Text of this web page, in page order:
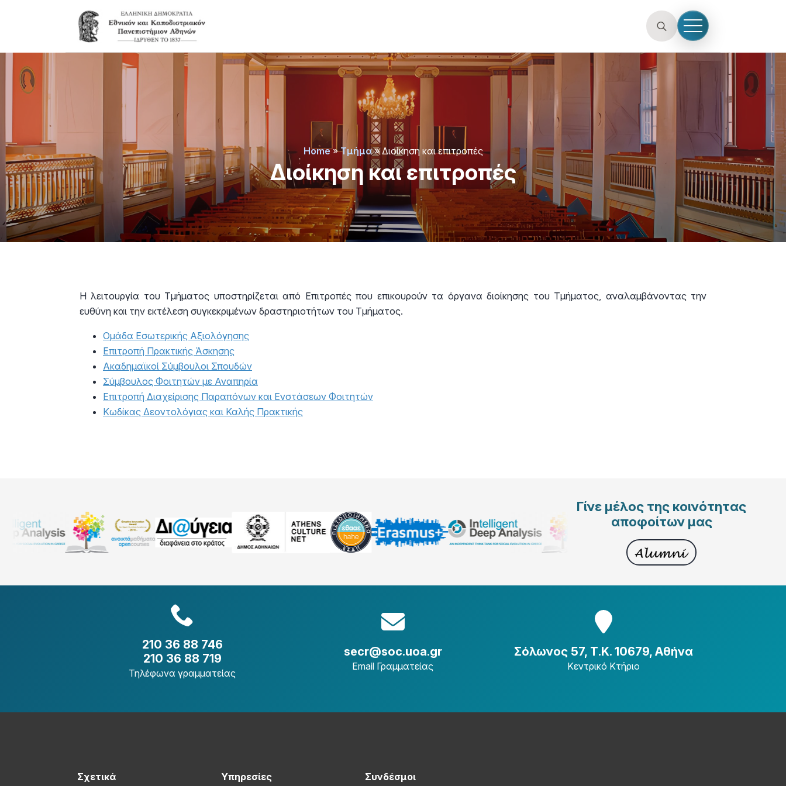
for:
for:
Home » Τμήμα » Διοίκηση και επιτροπές
Διοίκηση και επιτροπές
Η λειτουργία του Τμήματος υποστηρίζεται από Επιτροπές που επικουρούν τα όργανα διοίκησης του Τμήματος, αναλαμβάνοντας την
ευθύνη και την εκτέλεση συγκεκριμένων δραστηριοτήτων του Τμήματος.
Ομάδα Εσωτερικής Αξιολόγησης
Επιτροπή Πρακτικής Άσκησης
Ακαδημαϊκοί Σύμβουλοι Σπουδών
Σύμβουλος Φοιτητών με Αναπηρία
Επιτροπή Διαχείρισης Παραπόνων και Ενστάσεων Φοιτητών
Κωδίκας Δεοντολόγιας και Καλής Πρακτικής
Γίνε μέλος της κοινότητας
αποφοίτων μας
210 36 88 746
210 36 88 719
Τηλέφωνα γραμματείας
secr@soc.uoa.gr
Email Γραμματείας
Σόλωνος 57, Τ.Κ. 10679, Αθήνα
Κεντρικό Κτήριο
Σχετικά
Υπηρεσίες
Συνδέσμοι